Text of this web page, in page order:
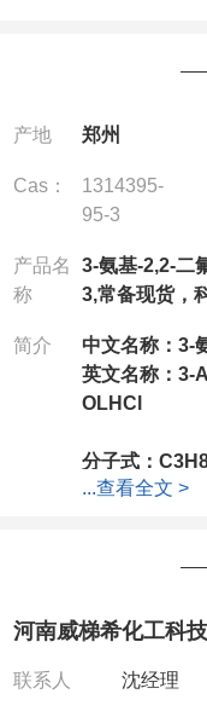
产地 郑州
Cas：
1314395-
95-3
产品名
称
3-氨基-2,2-二
3,常备现货，
简介 中文名称： 3-
英文名称： 3-
OLHCl
分子式：
分子量：
技术人员，
店铺内只有
联系人：杨经
...查看全文 >
河南威梯希化工科
联系人 沈经理